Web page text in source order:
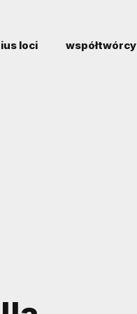
loci współtwórcy